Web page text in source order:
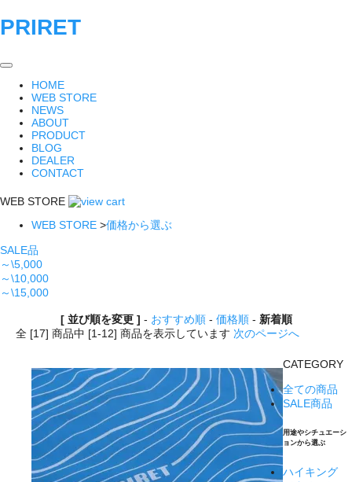
PRIRET
HOME
WEB STORE
NEWS
ABOUT
PRODUCT
BLOG
DEALER
CONTACT
WEB STORE
WEB STORE >価格から選ぶ
SALE品
～\5,000
～\10,000
～\15,000
[ 並び順を変更 ] - おすすめ順- 価格順- 新着順
全 [17] 商品中 [1-12] 商品を表示しています 次のページへ
CATEGORY
全ての商品
SALE商品
用途やシチュエーシ
ョンから選ぶ
ハイキング